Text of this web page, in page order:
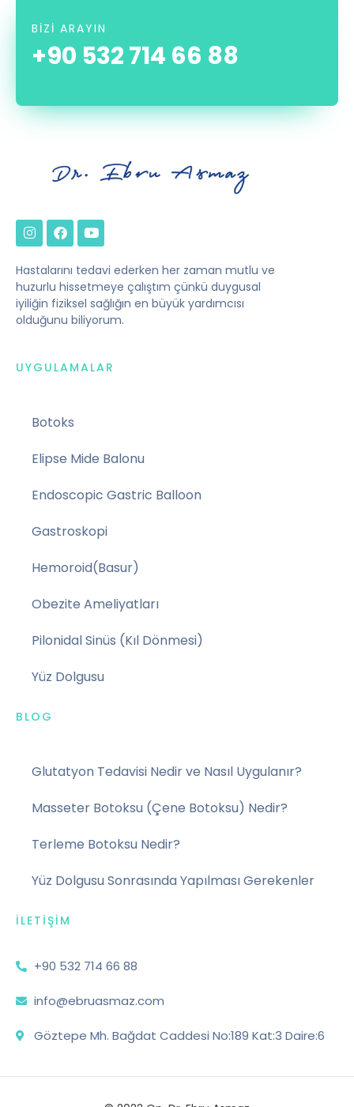
BIZI ARAYIN
+90 532 714 66 88
Hastalarını tedavi ederken her zaman mutlu ve
huzurlu hissetmeye çalıştım çünkü duygusal
iyiliğin fiziksel sağlığın en büyük yardımcısı
olduğunu biliyorum.
UYGULAMALAR
Botoks
Elipse Mide Balonu
Endoscopic Gastric Balloon
Gastroskopi
Hemoroid(Basur)
Obezite Ameliyatları
Pilonidal Sinüs (Kıl Dönmesi)
Yüz Dolgusu
BLOG
Glutatyon Tedavisi Nedir ve Nasıl Uygulanır?
Masseter Botoksu (Çene Botoksu) Nedir?
Terleme Botoksu Nedir?
Yüz Dolgusu Sonrasında Yapılması Gerekenler
İLETIŞIM
+90 532 714 66 88
info@ebruasmaz.com
Göztepe Mh. Bağdat Caddesi No:189 Kat:3 Daire:6